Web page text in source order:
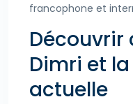
francophone et
Dimri et
actuelle